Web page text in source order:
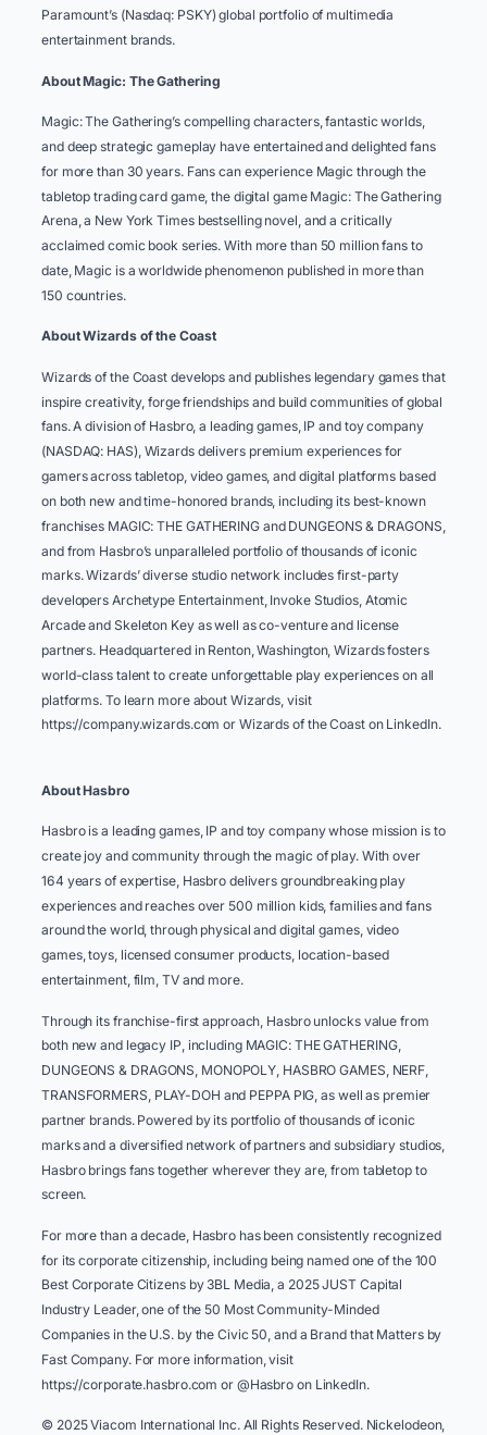
Paramount’s (Nasdaq: PSKY) global portfolio of multimedia
entertainment brands.
About Magic: The Gathering ​ ​ ​
Magic: The Gathering’s compelling characters, fantastic worlds,
and deep strategic gameplay have entertained and delighted fans
for more than 30 years. Fans can experience Magic through the
tabletop trading card game, the digital game Magic: The Gathering
Arena, a New York Times bestselling novel, and a critically
acclaimed comic book series. With more than 50 million fans to
date, Magic is a worldwide phenomenon published in more than
150 countries. ​ ​ ​
About Wizards of the Coast ​
Wizards of the Coast develops and publishes legendary games that
inspire creativity, forge friendships and build communities of global
fans. A division of Hasbro, a leading games, IP and toy company
(NASDAQ: HAS), Wizards delivers premium experiences for
gamers across tabletop, video games, and digital platforms based
on both new and time-honored brands, including its best-known
franchises MAGIC: THE GATHERING and DUNGEONS & DRAGONS,
and from Hasbro’s unparalleled portfolio of thousands of iconic
marks. Wizards’ diverse studio network includes first-party
developers Archetype Entertainment, Invoke Studios, Atomic
Arcade and Skeleton Key as well as co-venture and license
partners. Headquartered in Renton, Washington, Wizards fosters
world-class talent to create unforgettable play experiences on all
platforms. To learn more about Wizards, visit
https://company.wizards.com or Wizards of the Coast on LinkedIn. ​
About Hasbro
Hasbro is a leading games, IP and toy company whose mission is to
create joy and community through the magic of play. With over
164 years of expertise, Hasbro delivers groundbreaking play
experiences and reaches over 500 million kids, families and fans
around the world, through physical and digital games, video
games, toys, licensed consumer products, location-based
entertainment, film, TV and more. ​ ​
Through its franchise-first approach, Hasbro unlocks value from
both new and legacy IP, including MAGIC: THE GATHERING,
DUNGEONS & DRAGONS, MONOPOLY, HASBRO GAMES, NERF,
TRANSFORMERS, PLAY-DOH and PEPPA PIG, as well as premier
partner brands. Powered by its portfolio of thousands of iconic
marks and a diversified network of partners and subsidiary studios,
Hasbro brings fans together wherever they are, from tabletop to
screen. ​
For more than a decade, Hasbro has been consistently recognized
for its corporate citizenship, including being named one of the 100
Best Corporate Citizens by 3BL Media, a 2025 JUST Capital
Industry Leader, one of the 50 Most Community-Minded
Companies in the U.S. by the Civic 50, and a Brand that Matters by
Fast Company. For more information, visit
https://corporate.hasbro.com or @Hasbro on LinkedIn.
© 2025 Viacom International Inc. All Rights Reserved. Nickelodeon,